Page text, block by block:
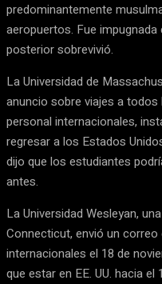
predominantemente
aeropuertos. Fue
posterior sobrevivió.
La Universidad de
anuncio sobre viajes a
personal internacionales,
regresar a los Estados
dijo que los estudiantes
antes.
La Universidad Wesleyan,
Connecticut, envió un
internacionales el 18 de
que estar en EE. UU. hacia